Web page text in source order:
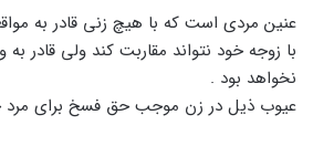
عنین مردی است که با هیچ زنی قادر به
با زوجه خود نتواند مقاربت کند ولی قادر
نخواهد بود .
عیوب ذیل در زن موجب حق فسخ برای مرد